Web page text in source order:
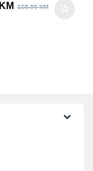
KM 169.00KM